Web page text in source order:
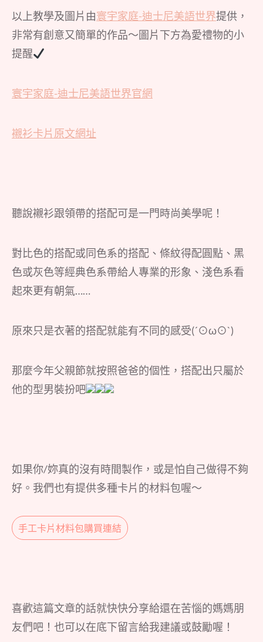
以上教學及圖片由寰宇家庭-迪士尼美語世界提供，
非常有創意又簡單的作品～圖片下方為愛禮物的小
提醒
寰宇家庭-迪士尼美語世界官網
襯衫卡片原文網址
聽說襯衫跟領帶的搭配可是一門時尚美學呢！
對比色的搭配或同色系的搭配、條紋得配圓點、黑
色或灰色等經典色系帶給人專業的形象、淺色系看
起來更有朝氣……
原來只是衣著的搭配就能有不同的感受(´⊙ω⊙`)
那麼今年父親節就按照爸爸的個性，搭配出只屬於
他的型男裝扮吧
如果你/妳真的沒有時間製作，或是怕自己做得不夠
好。我們也有提供多種卡片的材料包喔～
手工卡片材料包購買連結
喜歡這篇文章的話就快快分享給還在苦惱的媽媽朋
友們吧！也可以在底下留言給我建議或鼓勵喔！